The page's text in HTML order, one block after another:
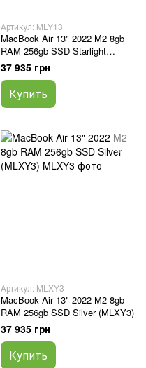
Артикул: MLY13
MacBook Air 13" 2022 M2 8gb
RAM 256gb SSD Starlight
(MLY13)
37 935 грн
Купить
Артикул: MLXY3
MacBook Air 13" 2022 M2 8gb
RAM 256gb SSD Silver (MLXY3)
37 935 грн
Купить